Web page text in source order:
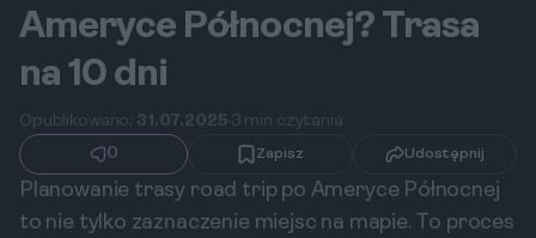
Ameryce Północnej? Trasa
na 10 dni
Opublikowano: 31.07.2025 3 min czytania
0
Zapisz Udostępnij
Planowanie trasy road trip po Ameryce Północnej
to nie tylko zaznaczenie miejsc na mapie. To proces